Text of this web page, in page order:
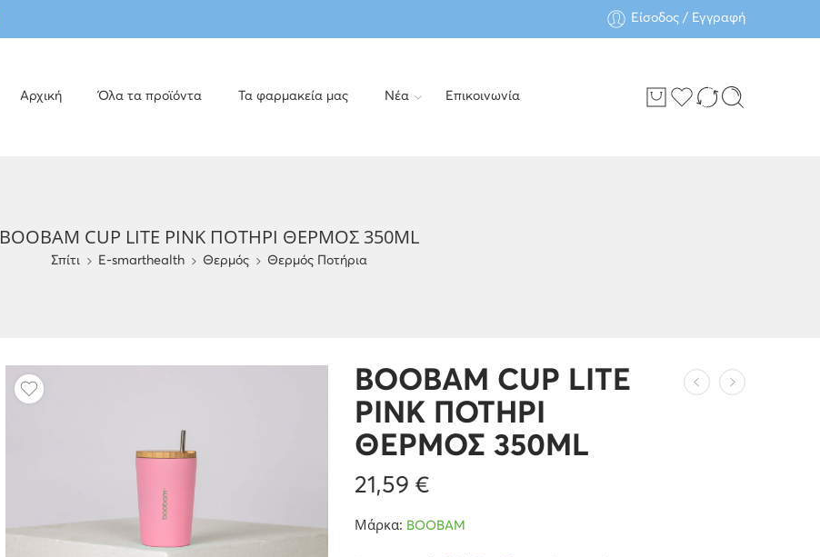
Είσοδος / Εγγραφή
Αρχική Όλα τα προϊόντα Τα φαρμακεία μας Νέα Επικοινωνία
BOOBAM CUP LITE PINK ΠΟΤΗΡΙ ΘΕΡΜΟΣ 350ML
Σπίτι E-smarthealth Θερμός Θερμός Ποτήρια
BOOBAM CUP LITE
PINK ΠΟΤΗΡΙ
ΘΕΡΜΟΣ 350ML
21,59 €
Μάρκα: BOOBAM